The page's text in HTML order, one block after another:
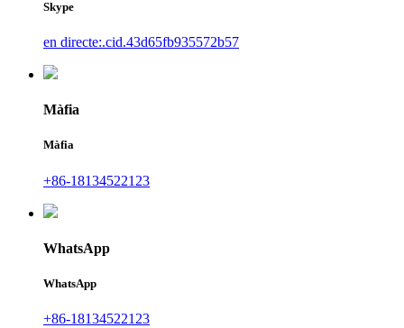
Skype
en directe:.cid.43d65fb935572b57
Màfia
Màfia
+86-18134522123
WhatsApp
WhatsApp
+86-18134522123